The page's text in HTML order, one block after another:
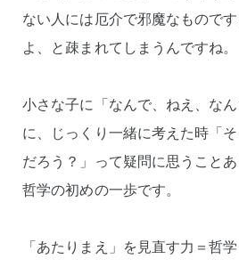
ない人には厄介で邪魔なもので
よ、と疎まれてしまうんですね。
小さな子に「なんで、ねえ、な
に、じっくり一緒に考えた時「
だろう？」って疑問に思うこと
哲学の初めの一歩です。
「あたりまえ」を見直す力＝哲学